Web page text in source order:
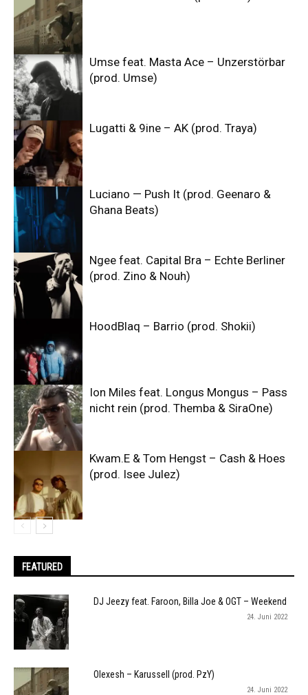
Umse feat. Masta Ace – Unzerstörbar
(prod. Umse)
Lugatti & 9ine – AK (prod. Traya)
Luciano — Push It (prod. Geenaro &
Ghana Beats)
Ngee feat. Capital Bra – Echte Berliner
(prod. Zino & Nouh)
HoodBlaq – Barrio (prod. Shokii)
Ion Miles feat. Longus Mongus – Pass
nicht rein (prod. Themba & SiraOne)
Kwam.E & Tom Hengst – Cash & Hoes
(prod. Isee Julez)
FEATURED
DJ Jeezy feat. Faroon, Billa Joe & OGT – Weekend
24. Juni 2022
Olexesh – Karussell (prod. PzY)
24. Juni 2022